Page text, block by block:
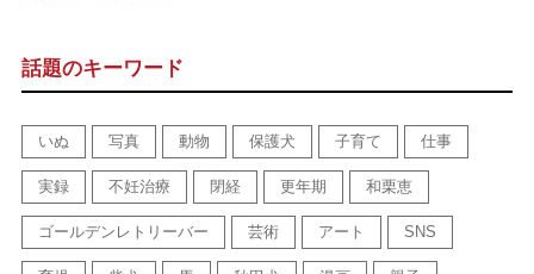
話題のキーワード
いぬ 写真 動物 保護犬 子育て 仕事
実録 不妊治療 閉経 更年期 和栗恵
ゴールデンレトリーバー 芸術 アート SNS